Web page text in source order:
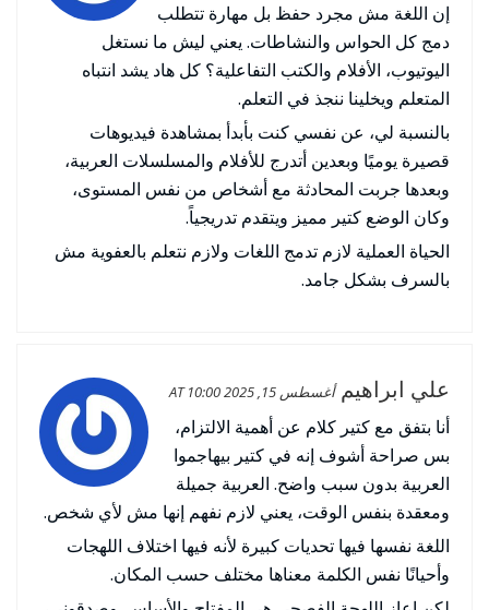
إن اللغة مش مجرد حفظ بل مهارة تتطلب
دمج كل الحواس والنشاطات. يعني ليش ما نستغل
اليوتيوب، الأفلام والكتب التفاعلية؟ كل هاد يشد انتباه
المتعلم ويخلينا ننجذ في التعلم.
بالنسبة لي، عن نفسي كنت بأبدأ بمشاهدة فيديوهات
قصيرة يوميًا وبعدين أتدرج للأفلام والمسلسلات العربية،
وبعدها جربت المحادثة مع أشخاص من نفس المستوى،
وكان الوضع كتير مميز ويتقدم تدريجياً.
الحياة العملية لازم تدمج اللغات ولازم نتعلم بالعفوية مش
بالسرف بشكل جامد.
علي ابراهيمأغسطس 15, 2025 AT 10:00
أنا بتفق مع كتير كلام عن أهمية الالتزام،
بس صراحة أشوف إنه في كتير بيهاجموا
العربية بدون سبب واضح. العربية جميلة
ومعقدة بنفس الوقت، يعني لازم نفهم إنها مش لأي شخص.
اللغة نفسها فيها تحديات كبيرة لأنه فيها اختلاف اللهجات
وأحيانًا نفس الكلمة معناها مختلف حسب المكان.